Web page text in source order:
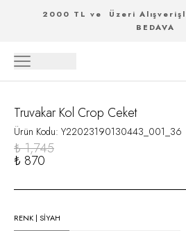
2000 TL ve Üzeri
BEDAVA
Truvakar Kol Crop Ceket
Ürün Kodu: Y22023190130443_001_36
₺ 1,745
₺ 870
RENK | SIYAH